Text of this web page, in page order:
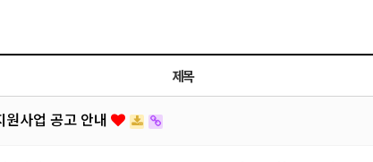
제목
사업 공고 안내